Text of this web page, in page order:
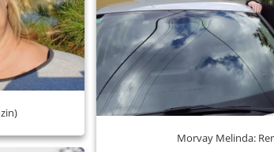
Morvay Melinda: